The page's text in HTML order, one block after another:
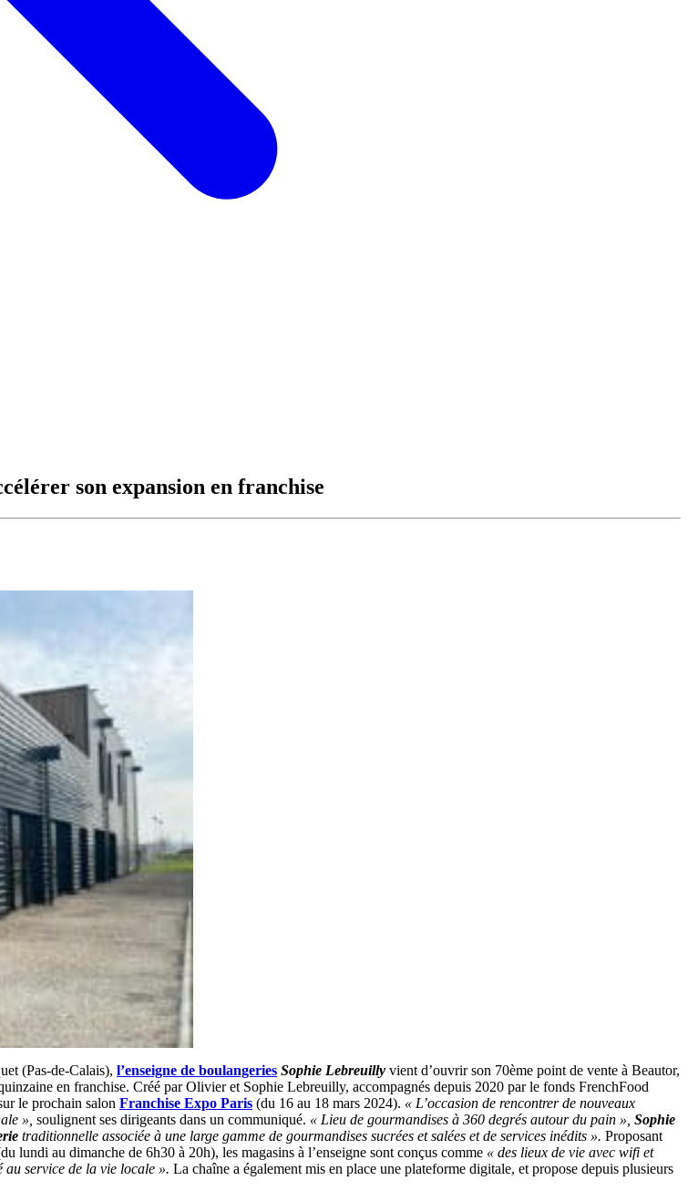
son expansion en franchise
(Pas-de-Calais), l’enseigne de boulangeries Sophie Lebreuilly vient d’ouvrir son 70ème point de vente à Beautor,
en franchise. Créé par Olivier et Sophie Lebreuilly, accompagnés depuis 2020 par le fonds FrenchFood
le prochain salon Franchise Expo Paris (du 16 au 18 mars 2024). « L’occasion de rencontrer de nouveaux
», soulignent ses dirigeants dans un communiqué. « Lieu de gourmandises à 360 degrés autour du pain », Sophie
traditionnelle associée à une large gamme de gourmandises sucrées et salées et de services inédits ». Proposant
lundi au dimanche de 6h30 à 20h), les magasins à l’enseigne sont conçus comme « des lieux de vie avec wifi et
au service de la vie locale ». La chaîne a également mis en place une plateforme digitale, et propose depuis plusieurs